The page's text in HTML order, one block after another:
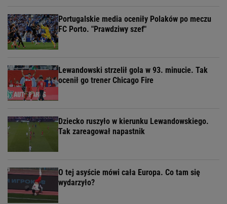
Portugalskie media oceniły Polaków po meczu
FC Porto. "Prawdziwy szef"
Lewandowski strzelił gola w 93. minucie. Tak
ocenił go trener Chicago Fire
Dziecko ruszyło w kierunku Lewandowskiego.
Tak zareagował napastnik
O tej asyście mówi cała Europa. Co tam się
wydarzyło?